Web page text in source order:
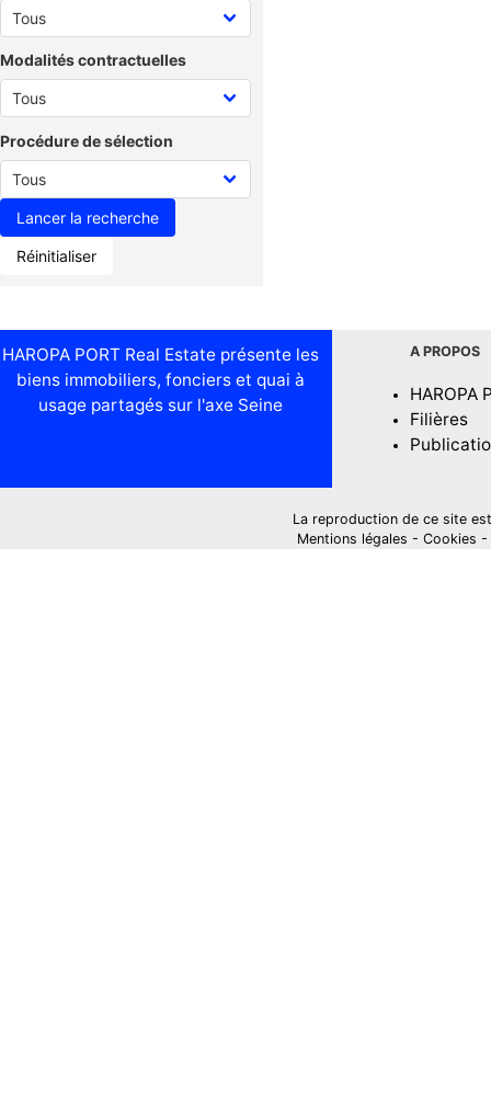
Modalités contractuelles
Procédure de sélection
Réinitialiser
HAROPA PORT Real Estate présente les
biens immobiliers, fonciers et quai à
usage partagés sur l'axe Seine
A PROPOS
HAROPA
Filières
La reproduction de ce site
Mentions légales - Cookies -